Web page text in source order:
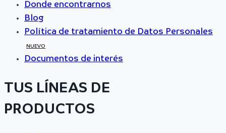
Donde encontrarnos
Blog
Política de tratamiento de Datos Personales
NUEVO
Documentos de interés
TUS LÍNEAS DE
PRODUCTOS